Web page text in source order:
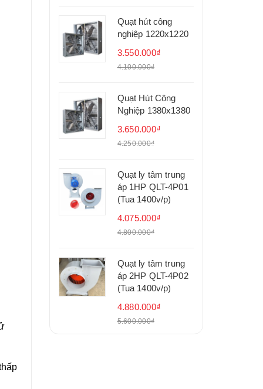
Quạt hút công
nghiệp 1220x1220
3.550.000₫
4.100.000₫
Quạt Hút Công
Nghiệp 1380x1380
3.650.000₫
4.250.000₫
Quạt ly tâm trung
áp 1HP QLT-4P01
(Tua 1400v/p)
4.075.000₫
4.800.000₫
Quạt ly tâm trung
áp 2HP QLT-4P02
(Tua 1400v/p)
4.880.000₫
5.600.000₫